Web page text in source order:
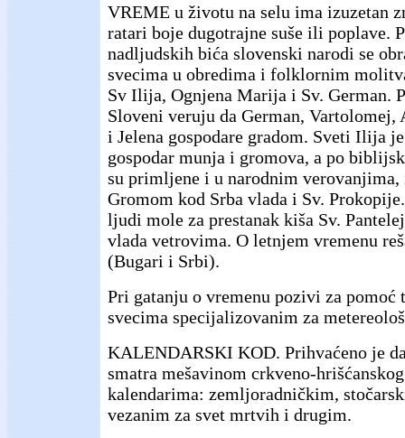
VREME u životu na selu ima izuzetan
ratari boje dugotrajne suše ili poplave.
nadljudskih bića slovenski narodi se
svecima u obredima i folklornim
Sv Ilija, Ognjena Marija i Sv. German.
Sloveni veruju da German, Vartolomej,
i Jelena gospodare gradom. Sveti Ilija
gospodar munja i gromova, a po
su primljene i u narodnim
Gromom kod Srba vlada i Sv.
ljudi mole za prestanak kiša Sv.
vlada vetrovima. O letnjem vremenu
(Bugari i Srbi).
Pri gatanju o vremenu pozivi za pomoć
svecima specijalizovanim za
KALENDARSKI KOD. Prihvaćeno je
smatra mešavinom crkveno-
kalendarima: zemljoradničkim,
vezanim za svet mrtvih i drugim.